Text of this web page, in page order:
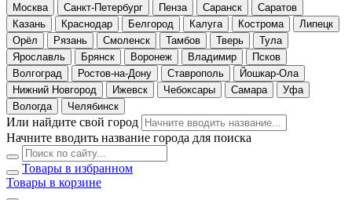
Москва Санкт-Петербург Пенза Саранск
Саратов
Казань
Краснодар Белгород Калуга Кострома
Липецк
Орёл
Рязань Смоленск Тамбов Тверь
Тула
Ярославль
Брянск Воронеж Владимир
Псков
Волгоград
Ростов-на-Дону Ставрополь
Йошкар-Ола
Нижний Новгород
Ижевск Чебоксары Самара
Уфа
Вологда
Челябинск
Или найдите свой город
Начните вводить название города для поиска
Товары в избранном
Товары в корзине